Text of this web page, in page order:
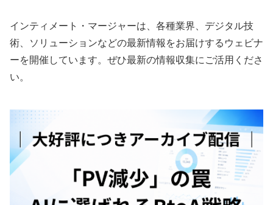
インティメート・マージャーは、各種業界、デジタル技
術、ソリューションなどの最新情報をお届けするウェビナ
ーを開催しています。ぜひ最新の情報収集にご活用くださ
い。